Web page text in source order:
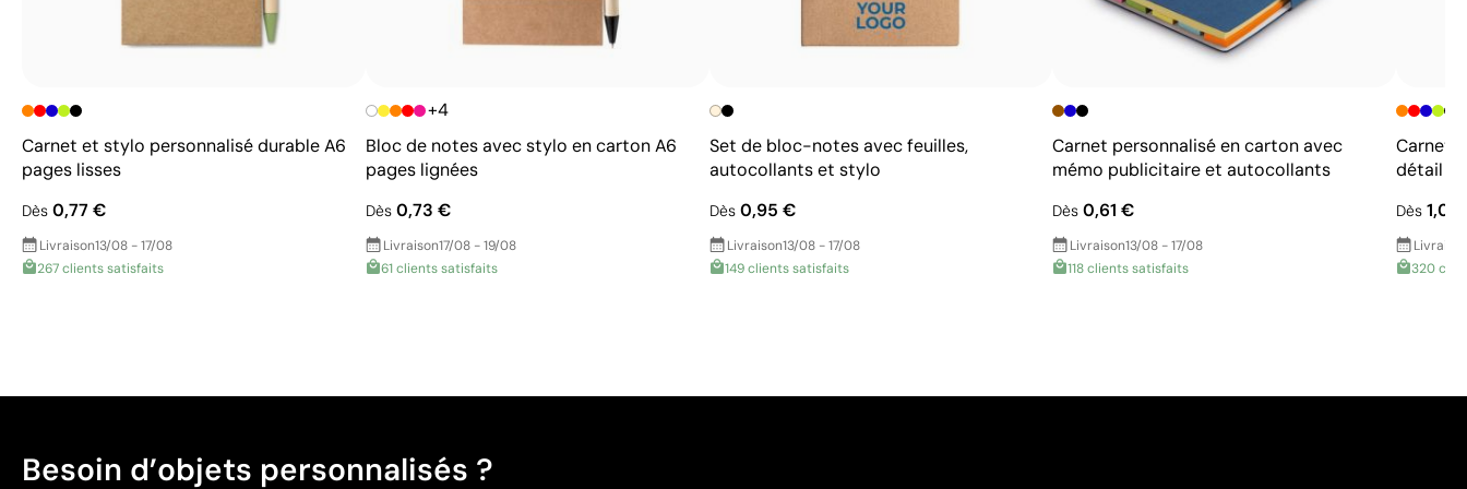
Carnet et stylo personnalisé durable A6
pages lisses
Dès 0,77 €
Livraison13/08 - 17/08
267 clients satisfaits
+4
Bloc de notes avec stylo en carton A6
pages lignées
Dès0,73 €
Livraison17/08 - 19/08
61 clients satisfaits
Set de bloc-notes avec feuilles,
autocollants et stylo
Dès0,95 €
Livraison13/08 - 17/08
149 clients satisfaits
Carnet personnalisé en carton avec
mémo publicitaire et autocollants
Dès 0,61 €
Livraison13/08 - 17/08
118 clients satisfaits
Carnet
détail
Dès
320
Besoin d’objets personnalisés ?